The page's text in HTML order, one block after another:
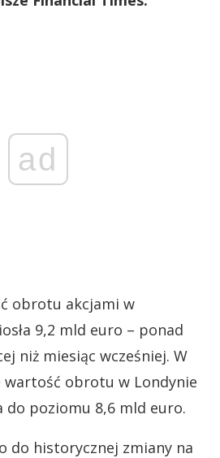
ad
obrotu akcjami w
9,2 mld euro – ponad
niż miesiąc wcześniej. W
wartość obrotu w Londynie
do poziomu 8,6 mld euro.
do historycznej zmiany na